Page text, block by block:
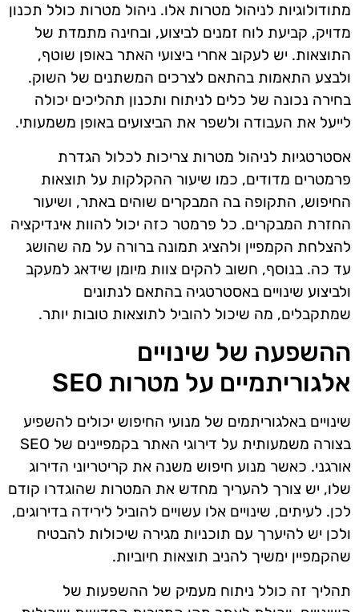
מתודולוגיות לניהול מטרות אלו. ניהול מטרות כולל תכנון
מדויק, קביעת לוח זמנים לביצוע, ובחינה מתמדת של
התוצאות. יש לעקוב אחרי ביצועי האתר באופן שוטף,
ולבצע התאמות בהתאם לצרכים המשתנים של השוק.
בחירה נכונה של כלים לניתוח ותכנון תהליכים יכולה
לייעל את העבודה ולשפר את הביצועים באופן משמעותי.
אסטרטגיות לניהול מטרות צריכות לכלול הגדרת
פרמטרים מדודים, כמו שיעור ההקלקות על תוצאות
החיפוש, התקופה בה המבקרים שוהים באתר, ושיעור
החזרת המבקרים. כל פרמטר כזה יכול להוות אינדיקציה
להצלחת הקמפיין ולהציג תמונה ברורה על מה שהושג
עד כה. בנוסף, חשוב להקים צוות מיומן שידאג למעקב
ולביצוע שינויים באסטרטגיה בהתאם לנתונים
שמתקבלים, מה שיכול להוביל לתוצאות טובות יותר.
ההשפעה של שינויים
אלגוריתמיים על מטרות SEO
שינויים באלגוריתמים של מנועי החיפוש יכולים להשפיע
בצורה משמעותית על דירוגי האתר בקמפיינים של SEO
אורגני. כאשר מנוע חיפוש משנה את קריטריוני הדירוג
שלו, יש צורך להעריך מחדש את המטרות שהוגדרו קודם
לכן. לעיתים, שינויים אלו עשויים להוביל לירידה בדירוגים,
ולכן יש להיערך עם תוכניות מגירה שיכולות להבטיח
שהקמפיין ימשיך להניב תוצאות חיוביות.
תהליך זה כולל ניתוח מעמיק של ההשפעות של